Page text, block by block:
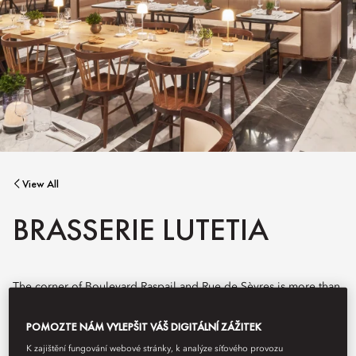
View All
BRASSERIE LUTETIA
The corner of Boulevard Raspail and Rue de Sèvres is more than
POMOZTE NÁM VYLEPŠIT VÁŠ DIGITÁLNÍ ZÁŽITEK
K zajištění fungování webové stránky, k analýze síťového provozu